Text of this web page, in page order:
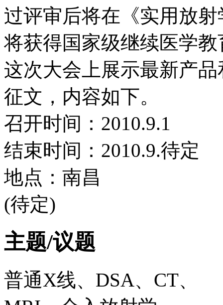
过评审后将在《实用放
将获得国家级继续医学
这次大会上展示最新产
征文，内容如下。
召开时间：2010.9.1
结束时间：2010.9.待定
地点：南昌
(待定)
主题/议题
普通X线、DSA、CT、